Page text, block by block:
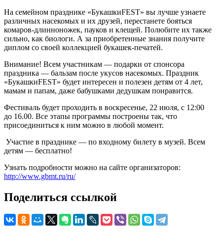
На семейном празднике «БукашкиFEST» вы лучше узнаете
различных насекомых и их друзей, перестанете бояться
комаров-длинноножек, пауков и клещей. Полюбите их также
сильно, как биологи. А за приобретенные знания получите
диплом со своей коллекцией букашек-печатей.
Внимание! Всем участникам — подарки от спонсора
праздника — бальзам после укусов насекомых. Праздник
«БукашкиFEST» будет интересен и полезен детям от 4 лет,
мамам и папам, даже бабушками дедушкам понравится.
Фестиваль будет проходить в воскресенье, 22 июля, с 12:00
до 16.00. Все этапы программы построены так, что
присоединиться к ним можно в любой момент.
Участие в празднике — по входному билету в музей. Всем
детям — бесплатно!
Узнать подробности можно на сайте организаторов:
http://www.gbmt.ru/ru/
Поделиться ссылкой